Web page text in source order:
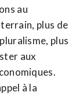
au
plus de
plus
aux
à la